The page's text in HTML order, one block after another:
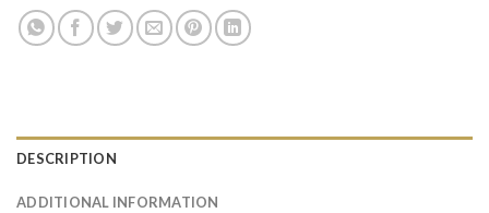
DESCRIPTION
ADDITIONAL INFORMATION